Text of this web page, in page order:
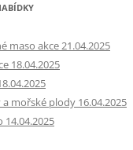
maso akce 21.04.2025
18.04.2025
mořské plody 16.04.2025
14.04.2025